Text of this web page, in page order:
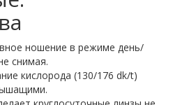
ношение в режиме день/
снимая.
кислорода (130/176 dk/t)